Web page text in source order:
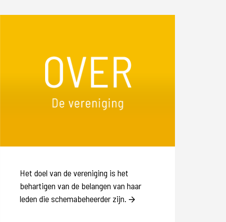
Het doel van de vereniging is het
behartigen van de belangen van haar
leden die schemabeheerder zijn.